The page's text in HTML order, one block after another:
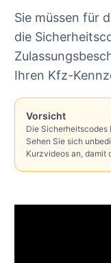
Sie müssen für
die
Ihren Kfz-
Vorsicht
Die Sicherheitscodes
Sehen Sie sich
Kurzvideos an, damit